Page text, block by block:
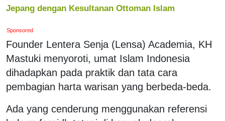
Jepang dengan Kesultanan Ottoman Islam
Sponsored
Founder Lentera Senja (Lensa) Academia, KH
Mastuki menyoroti, umat Islam Indonesia
dihadapkan pada praktik dan tata cara
pembagian harta warisan yang berbeda-beda.
Ada yang cenderung menggunakan referensi